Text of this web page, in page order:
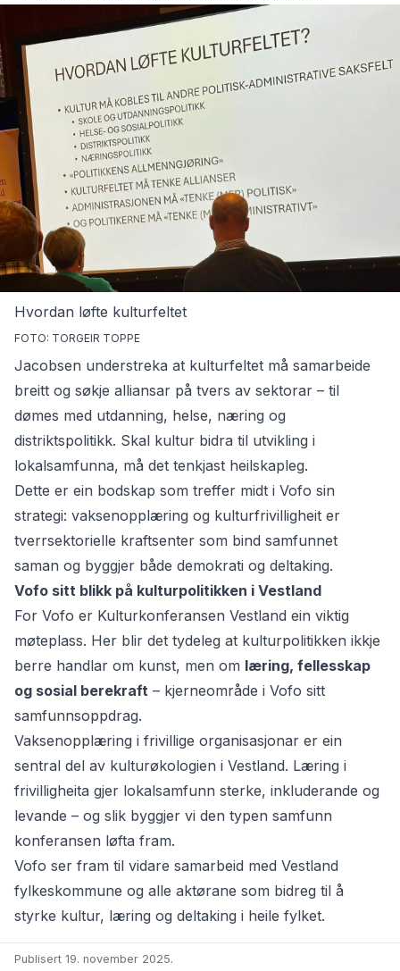
Hvordan løfte kulturfeltet
FOTO: TORGEIR TOPPE
Jacobsen understreka at kulturfeltet må samarbeide
breitt og søkje alliansar på tvers av sektorar – til
dømes med utdanning, helse, næring og
distriktspolitikk. Skal kultur bidra til utvikling i
lokalsamfunna, må det tenkjast heilskapleg.
Dette er ein bodskap som treffer midt i Vofo sin
strategi: vaksenopplæring og kulturfrivilligheit er
tverrsektorielle kraftsenter som bind samfunnet
saman og byggjer både demokrati og deltaking.
Vofo sitt blikk på kulturpolitikken i Vestland
For Vofo er Kulturkonferansen Vestland ein viktig
møteplass. Her blir det tydeleg at kulturpolitikken ikkje
berre handlar om kunst, men om læring, fellesskap
og sosial berekraft – kjerneområde i Vofo sitt
samfunnsoppdrag.
Vaksenopplæring i frivillige organisasjonar er ein
sentral del av kulturøkologien i Vestland. Læring i
frivilligheita gjer lokalsamfunn sterke, inkluderande og
levande – og slik byggjer vi den typen samfunn
konferansen løfta fram.
Vofo ser fram til vidare samarbeid med Vestland
fylkeskommune og alle aktørane som bidreg til å
styrke kultur, læring og deltaking i heile fylket.
Publisert 19. november 2025.